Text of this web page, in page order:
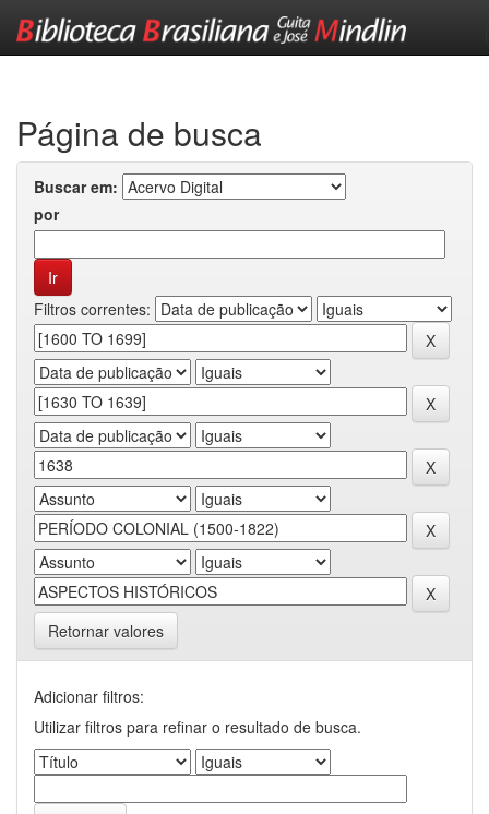
Página de busca
Buscar em:
por
Filtros correntes:
Retornar valores
Adicionar filtros:
Utilizar filtros para refinar o resultado de busca.